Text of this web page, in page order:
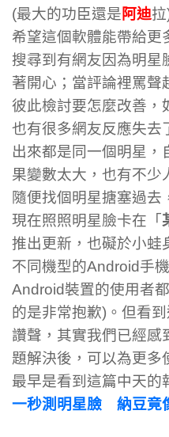
(最大的功臣還是阿迪
希望這個軟體能帶給更
搜尋到有網友因為明星
著開心；當評論裡罵聲
彼此檢討要怎麼改善，
也有很多網友反應失去
出來都是同一個明星，
果變數太大，也有不少
隨便找個明星搪塞過去
現在照照明星臉卡在「
推出更新，也礙於小蛙
不同機型的Android手
Android裝置的使用者
的是非常抱歉)。但看
讚聲，其實我們已經感
題解決後，可以為更多
最早是看到這篇中天的
一秒測明星臉 納豆竟